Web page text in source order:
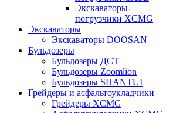
Экскаваторы-
погрузчики XCMG
Экскаваторы
Экскаваторы DOOSAN
Бульдозеры
Бульдозеры ДСТ
Бульдозеры Zoomlion
Бульдозеры SHANTUI
Грейдеры и асфальтоукладчики
Грейдеры XCMG